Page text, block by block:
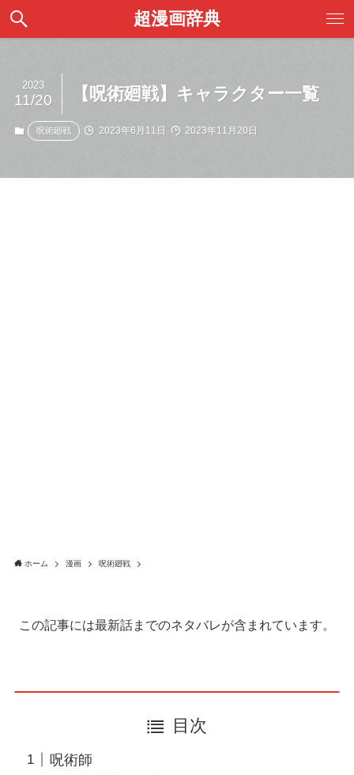
超漫画辞典
【呪術廻戦】キャラクター一覧
2023
11/20
呪術廻戦 2023年6月11日 2023年11月20日
ホーム 漫画 呪術廻戦
この記事には最新話までのネタバレが含まれています。
目次
呪術師